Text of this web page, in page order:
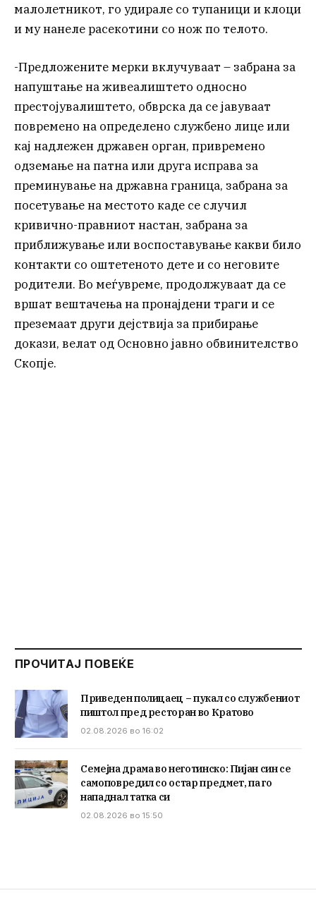
малолетникот, го удирале со тупаници и клоци
и му нанеле расекотини со нож по телото.
-Предложените мерки вклучуваат – забрана за
напуштање на живеалиштето односно
престојувалиштето, обврска да се јавуваат
повремено на определено службено лице или
кај надлежен државен орган, привремено
одземање на патна или друга исправа за
преминување на државна граница, забрана за
посетување на местото каде се случил
кривично-правниот настан, забрана за
приближување или воспоставување какви било
контакти со оштетеното дете и со неговите
родители. Во меѓувреме, продолжуваат да се
вршат вештачења на пронајдени траги и се
преземаат други дејствија за прибирање
докази, велат од Основно јавно обвинителство
Скопје.
ПРОЧИТАЈ ПОВЕЌЕ
Приведен полицаец – пукал со службениот
пиштол пред ресторан во Кратово
02.08.2026 во 16:02
Семејна драма во неготинско: Пијан син се
самоповредил со остар предмет, па го
нападнал татка си
02.08.2026 во 15:50